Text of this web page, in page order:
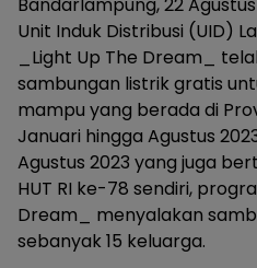
Unit Induk Distribusi (UID)
_Light Up The Dream_
sambungan listrik gratis
mampu yang berada di
Januari hingga Agustus
Agustus 2023 yang juga
HUT RI ke-78 sendiri,
Dream_ menyalakan
sebanyak 15 keluarga.